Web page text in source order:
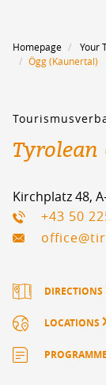
Homepage Your
Ögg (Kaunertal)
Tyrolean
Kirchplatz 48,
+43 50
DIRECTIONS
LOCATIONS
PROGRAMME